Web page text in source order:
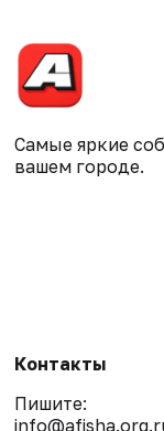
Самые яркие
вашем городе.
Контакты
Пишите: